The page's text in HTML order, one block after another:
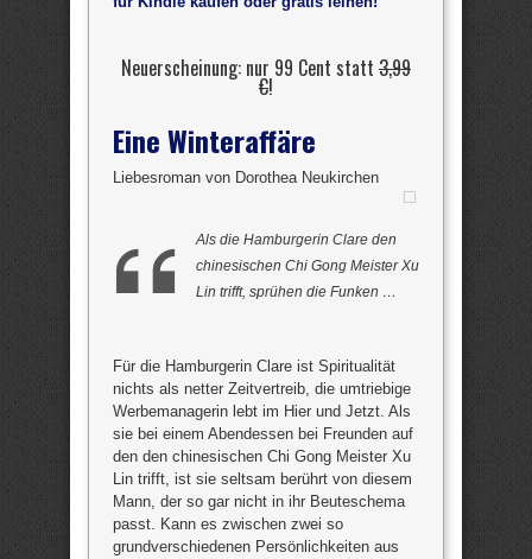
Neuerscheinung: nur 99 Cent statt 3,99
€!
Eine Winteraffäre
Liebesroman von Dorothea Neukirchen
Als die Hamburgerin Clare den
chinesischen Chi Gong Meister Xu
Lin trifft, sprühen die Funken …
Für die Hamburgerin Clare ist Spiritualität
nichts als netter Zeitvertreib, die umtriebige
Werbemanagerin lebt im Hier und Jetzt. Als
sie bei einem Abendessen bei Freunden auf
den den chinesischen Chi Gong Meister Xu
Lin trifft, ist sie seltsam berührt von diesem
Mann, der so gar nicht in ihr Beuteschema
passt. Kann es zwischen zwei so
grundverschiedenen Persönlichkeiten aus